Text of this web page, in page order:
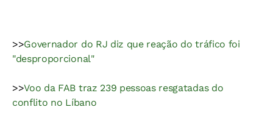
>>Governador do RJ diz que reação do tráfico foi
"desproporcional"
>>Voo da FAB traz 239 pessoas resgatadas do
conflito no Líbano